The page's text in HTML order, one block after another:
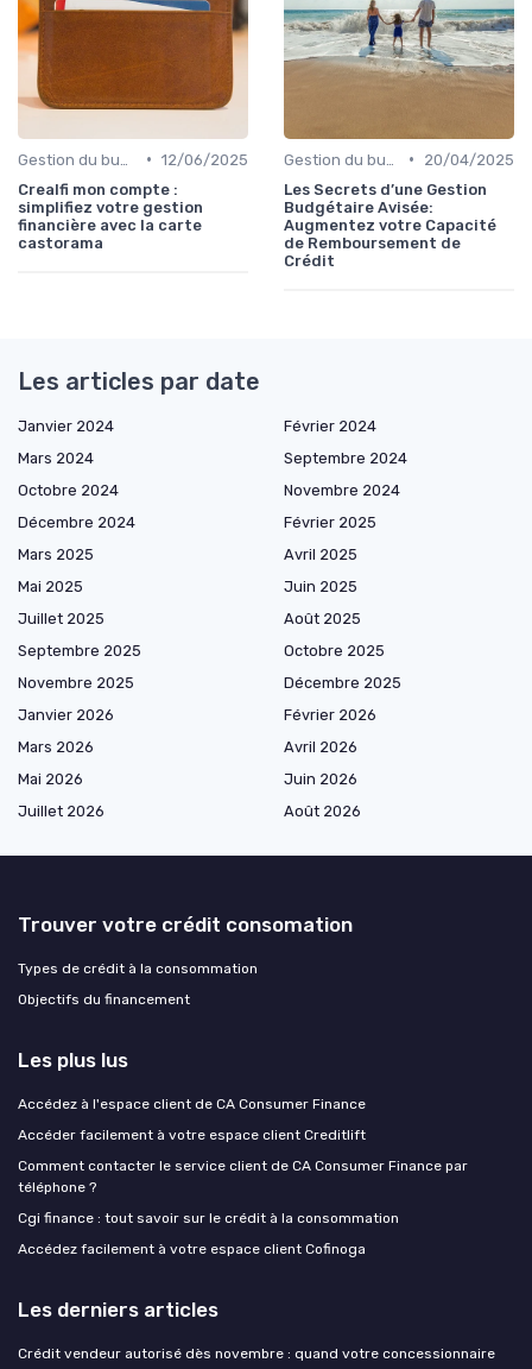
• 12/06/2025
Crealfi mon compte :
simplifiez votre gestion
financière avec la carte
castorama
•
20/04/2025
Les Secrets d’une Gestion
Budgétaire Avisée:
Augmentez votre Capacité
de Remboursement de
Crédit
Les articles par date
Janvier 2024
Février 2024
Mars 2024
Septembre 2024
Octobre 2024
Novembre 2024
Décembre 2024
Février 2025
Mars 2025
Avril 2025
Mai 2025
Juin 2025
Juillet 2025
Août 2025
Septembre 2025
Octobre 2025
Novembre 2025
Décembre 2025
Janvier 2026
Février 2026
Mars 2026
Avril 2026
Mai 2026
Juin 2026
Juillet 2026
Août 2026
Trouver votre crédit consomation
Types de crédit à la consommation
Objectifs du financement
Les plus lus
Accédez à l'espace client de CA Consumer Finance
Accéder facilement à votre espace client Creditlift
Comment contacter le service client de CA Consumer Finance par
téléphone ?
Cgi finance : tout savoir sur le crédit à la consommation
Accédez facilement à votre espace client Cofinoga
Les derniers articles
Crédit vendeur autorisé dès novembre : quand votre concessionnaire